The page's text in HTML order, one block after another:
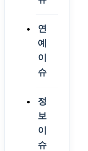
연
예
이
슈
정
보
이
슈